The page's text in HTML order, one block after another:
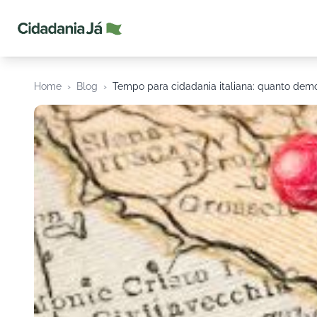
Home › Blog › Tempo para cidadania italiana: quanto